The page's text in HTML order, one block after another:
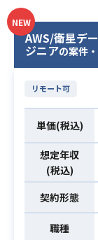
NEW
AWS/衛星デ
ジニアの案件
リモート可
単価(税込)
想定年収
(税込)
契約形態
職種